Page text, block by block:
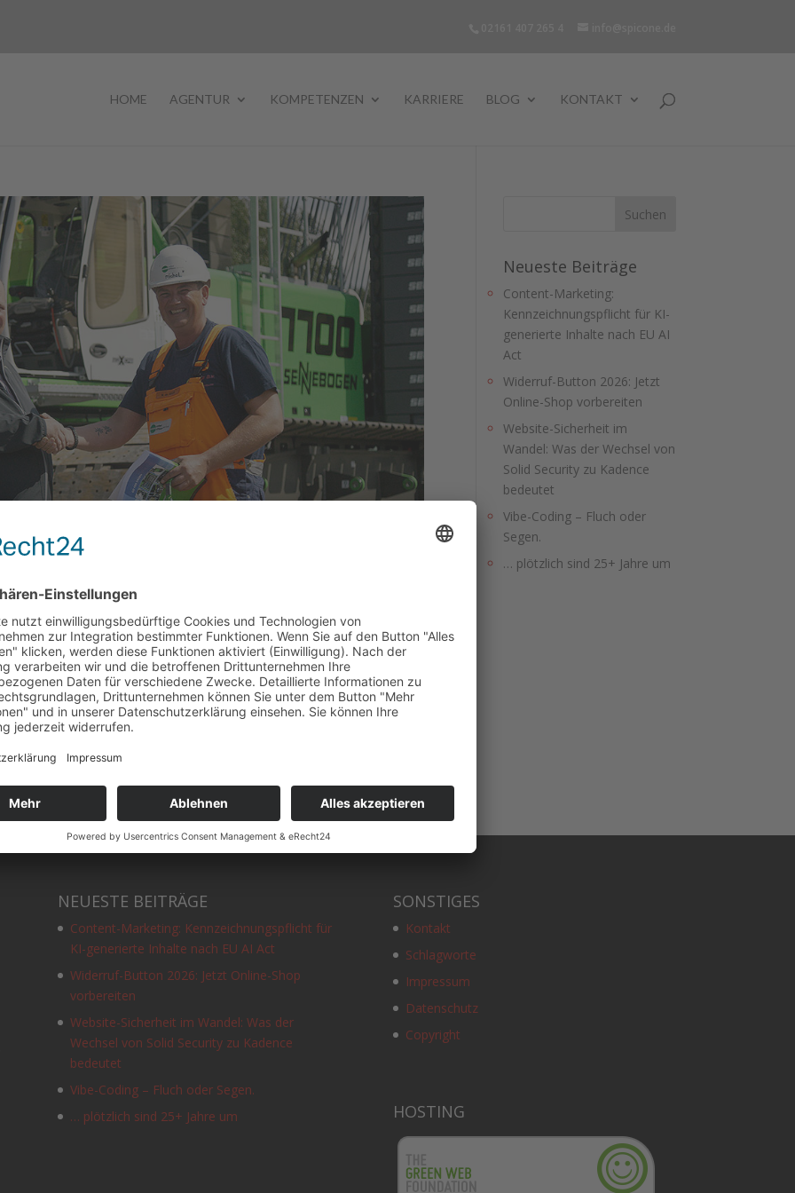
HOME AGENTUR KOMPETENZEN KARRIERE BLOG KONTAKT
Branding
der united offshore services, ein doch sehr gewaltiger
entwickelte Logo erhalten. Das ist wohl das erste Raupenkran
Neueste Beiträge
Content-Marketing:
Kennzeichnungspflicht für KI-
generierte Inhalte nach EU AI
Act
Widerruf-Button 2026: Jetzt
Online-Shop vorbereiten
Website-Sicherheit im
Wandel: Was der Wechsel von
Solid Security zu Kadence
bedeutet
Vibe-Coding – Fluch oder
Segen.
… plötzlich sind 25+ Jahre um
NEUESTE BEITRÄGE
Content-Marketing: Kennzeichnungspflicht für
KI-generierte Inhalte nach EU AI Act
Widerruf-Button 2026: Jetzt Online-Shop
vorbereiten
Website-Sicherheit im Wandel: Was der
Wechsel von Solid Security zu Kadence
bedeutet
Vibe-Coding – Fluch oder Segen.
… plötzlich sind 25+ Jahre um
SONSTIGES
Kontakt
Schlagworte
Impressum
Datenschutz
Copyright
HOSTING